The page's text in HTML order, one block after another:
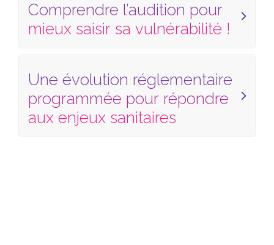
Comprendre l’audition pour
mieux saisir sa vulnérabilité !
Une évolution réglementaire
programmée pour répondre
aux enjeux sanitaires